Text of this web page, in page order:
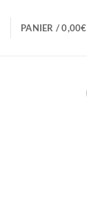
PANIER /0,00€